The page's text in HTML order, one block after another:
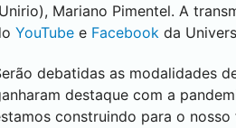
Mariano Pimentel. A
YouTube e Facebook da
debatidas as modalidades
destaque com a
construindo para o